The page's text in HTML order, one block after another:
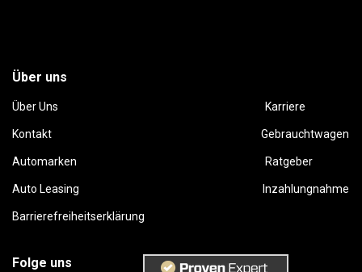
Über uns
Über Uns Karriere
Kontakt Gebrauchtwagen
Automarken Ratgeber
Auto Leasing Inzahlungnahme
Barrierefreiheitserklärung
Folge uns